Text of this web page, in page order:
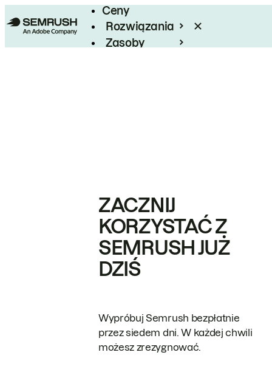
Ceny
Rozwiązania
Zasoby
ZACZNIJ
KORZYSTAĆ Z
SEMRUSH JUŻ
DZIŚ
Wypróbuj Semrush bezpłatnie
przez siedem dni. W każdej chwili
możesz zrezygnować.